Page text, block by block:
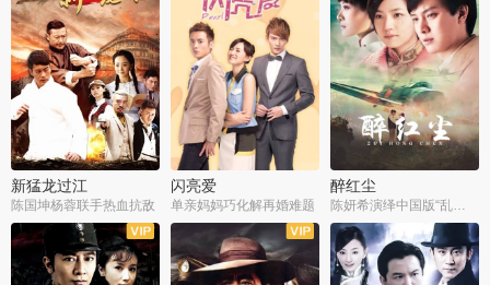
新猛龙过江
陈国坤杨蓉联手热血抗敌
闪亮爱
单亲妈妈巧化解再婚难题
醉红尘
陈妍希演绎中国版“乱世佳人”
全30集
全30集 全30集